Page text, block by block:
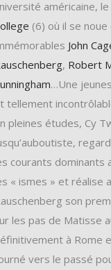
américaine, le
(6) où il se noue
John
, Robert
…Une
tellement
pleines études, Cy
courants dominants
« ismes » et réalise
son
les pas de Matisse
à Rome
vers le passé